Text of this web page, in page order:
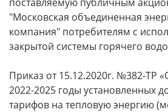
"Московская объединенная
компания" потребителям с
закрытой системы горячего
Приказ от 15.12.2020г. №382-ТР
2022-2025 годы установленных
тарифов на тепловую энергию